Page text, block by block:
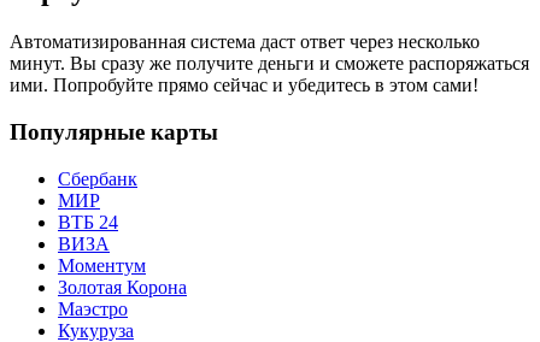
Автоматизированная система даст ответ через несколько
минут. Вы сразу же получите деньги и сможете распоряжаться
ими. Попробуйте прямо сейчас и убедитесь в этом сами!
Популярные карты
Сбербанк
МИР
ВТБ 24
ВИЗА
Моментум
Золотая Корона
Маэстро
Кукуруза